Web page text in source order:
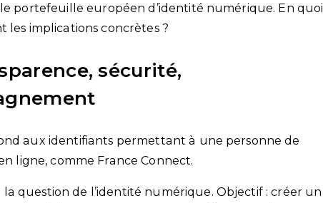
portefeuille européen d’identité numérique. En quoi
les implications concrètes ?
sécurité,
aux identifiants permettant à une personne de
ligne, comme France Connect.
question de l’identité numérique. Objectif : créer un